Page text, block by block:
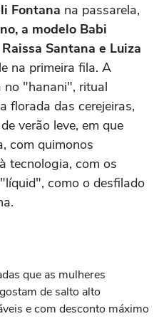
Fontana na passarela,
a modelo Babi
Santana e Luiza
na primeira fila. A
no "hanani", ritual
florada das cerejeiras,
verão leve, em que
com quimonos
tecnologia, com os
como o desfilado
que as mulheres
de salto alto
e com desconto máximo